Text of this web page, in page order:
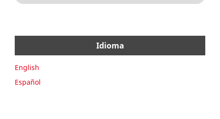
Idioma
English
Español